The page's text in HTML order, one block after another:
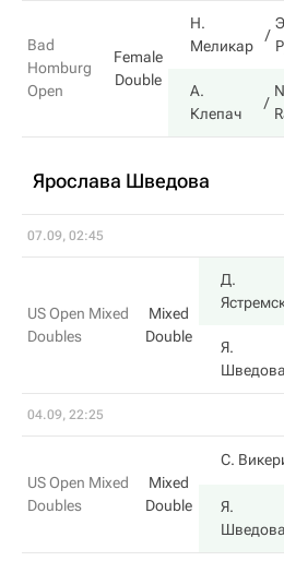
Bad
Homburg
Open
Female
Double
Н.
Меликар
А.
Клепач
Ярослава Шведова
07.09, 02:45
US Open Mixed
Doubles
Mixed
Double
Д.
Я.
Шведова
04.09, 22:25
US Open Mixed
Doubles
Mixed
Double
С.
Я.
Шведова